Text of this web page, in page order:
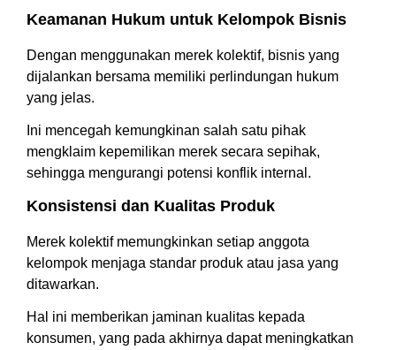
Keamanan Hukum untuk Kelompok Bisnis
Dengan menggunakan merek kolektif, bisnis yang
dijalankan bersama memiliki perlindungan hukum
yang jelas.
Ini mencegah kemungkinan salah satu pihak
mengklaim kepemilikan merek secara sepihak,
sehingga mengurangi potensi konflik internal.
Konsistensi dan Kualitas Produk
Merek kolektif memungkinkan setiap anggota
kelompok menjaga standar produk atau jasa yang
ditawarkan.
Hal ini memberikan jaminan kualitas kepada
konsumen, yang pada akhirnya dapat meningkatkan